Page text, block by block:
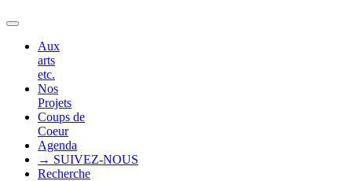
Aux
arts
etc.
Nos
Projets
Coups de
Coeur
Agenda
→ SUIVEZ-NOUS
Recherche